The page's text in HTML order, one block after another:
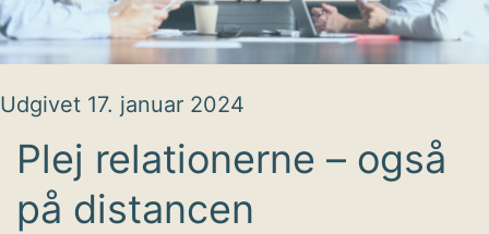
Udgivet 17. januar 2024
Plej relationerne – også
på distancen